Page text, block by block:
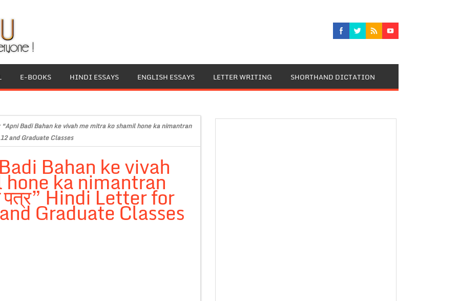
E-BOOKS HINDI ESSAYS ENGLISH ESSAYS LETTER WRITING SHORTHAND DICTATION
Badi Bahan ke vivah me mitra ko shamil hone ka nimantran
and Graduate Classes
Bahan ke vivah
ka nimantran
पत्र” Hindi Letter for
Graduate Classes